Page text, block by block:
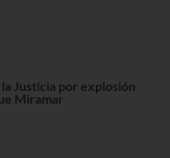
Justicia por explosión
Miramar